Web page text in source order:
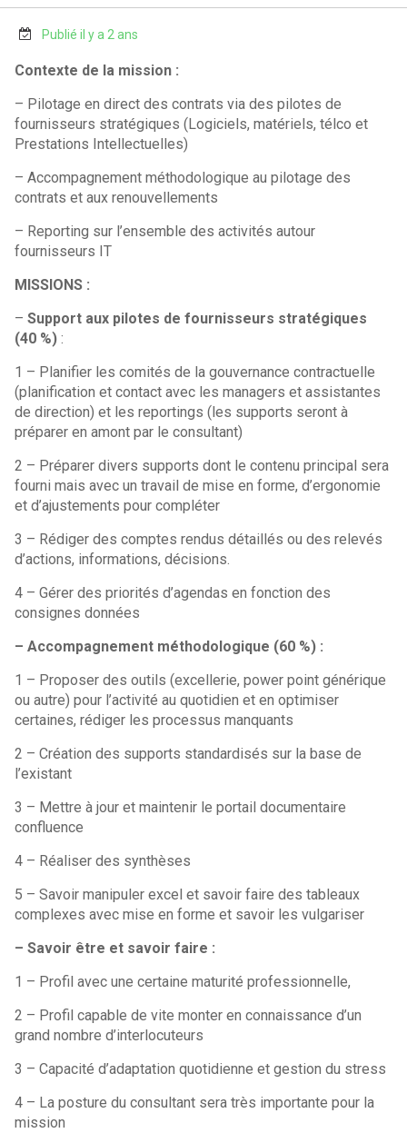
Publié il y a 2 ans
Contexte de la mission :
– Pilotage en direct des contrats via des pilotes de
fournisseurs stratégiques (Logiciels, matériels, télco et
Prestations Intellectuelles)
– Accompagnement méthodologique au pilotage des
contrats et aux renouvellements
– Reporting sur l’ensemble des activités autour
fournisseurs IT
MISSIONS :
–Support aux pilotes de fournisseurs stratégiques
(40 %):
1 – Planifier les comités de la gouvernance contractuelle
(planification et contact avec les managers et assistantes
de direction) et les reportings (les supports seront à
préparer en amont par le consultant)
2 – Préparer divers supports dont le contenu principal sera
fourni mais avec un travail de mise en forme, d’ergonomie
et d’ajustements pour compléter
3 – Rédiger des comptes rendus détaillés ou des relevés
d’actions, informations, décisions.
4 – Gérer des priorités d’agendas en fonction des
consignes données
– Accompagnement méthodologique (60 %) :
1 – Proposer des outils (excellerie, power point générique
ou autre) pour l’activité au quotidien et en optimiser
certaines, rédiger les processus manquants
2 – Création des supports standardisés sur la base de
l’existant
3 – Mettre à jour et maintenir le portail documentaire
confluence
4 – Réaliser des synthèses
5 – Savoir manipuler excel et savoir faire des tableaux
complexes avec mise en forme et savoir les vulgariser
– Savoir être et savoir faire :
1 – Profil avec une certaine maturité professionnelle,
2 – Profil capable de vite monter en connaissance d’un
grand nombre d’interlocuteurs
3 – Capacité d’adaptation quotidienne et gestion du stress
4 – La posture du consultant sera très importante pour la
mission